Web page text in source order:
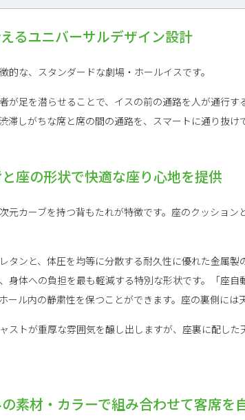
るユニバーサルデザイン設計
的な、スタンダードな劇場・ホールイスです。
が足を潜らせることで、イスの前の通路を人が通行す
滞しがちな席と席の間の通路を、スマートに通り抜け
座の形状で快適な座り心地を提供
元カーブを持つ背もたれが特徴です。座のクッショ
タンと、体圧を均等に分散する耐久性に優れた金属
身体への負担を最も軽減する特別な形状です。「座
ール内の静粛性を保つことができます。座の裏側には
ストが重厚な雰囲気を醸し出しますが、座裏に配し
素材・カラーで組み合わせて客席を